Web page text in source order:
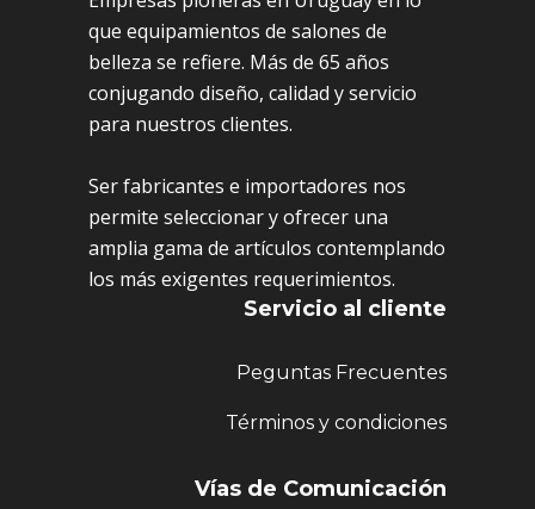
que equipamientos de salones de
belleza se refiere. Más de 65 años
conjugando diseño, calidad y servicio
para nuestros clientes.
Ser fabricantes e importadores nos
permite seleccionar y ofrecer una
amplia gama de artículos contemplando
los más exigentes requerimientos.
Servicio al cliente
Peguntas Frecuentes
Términos y condiciones
Vías de Comunicación